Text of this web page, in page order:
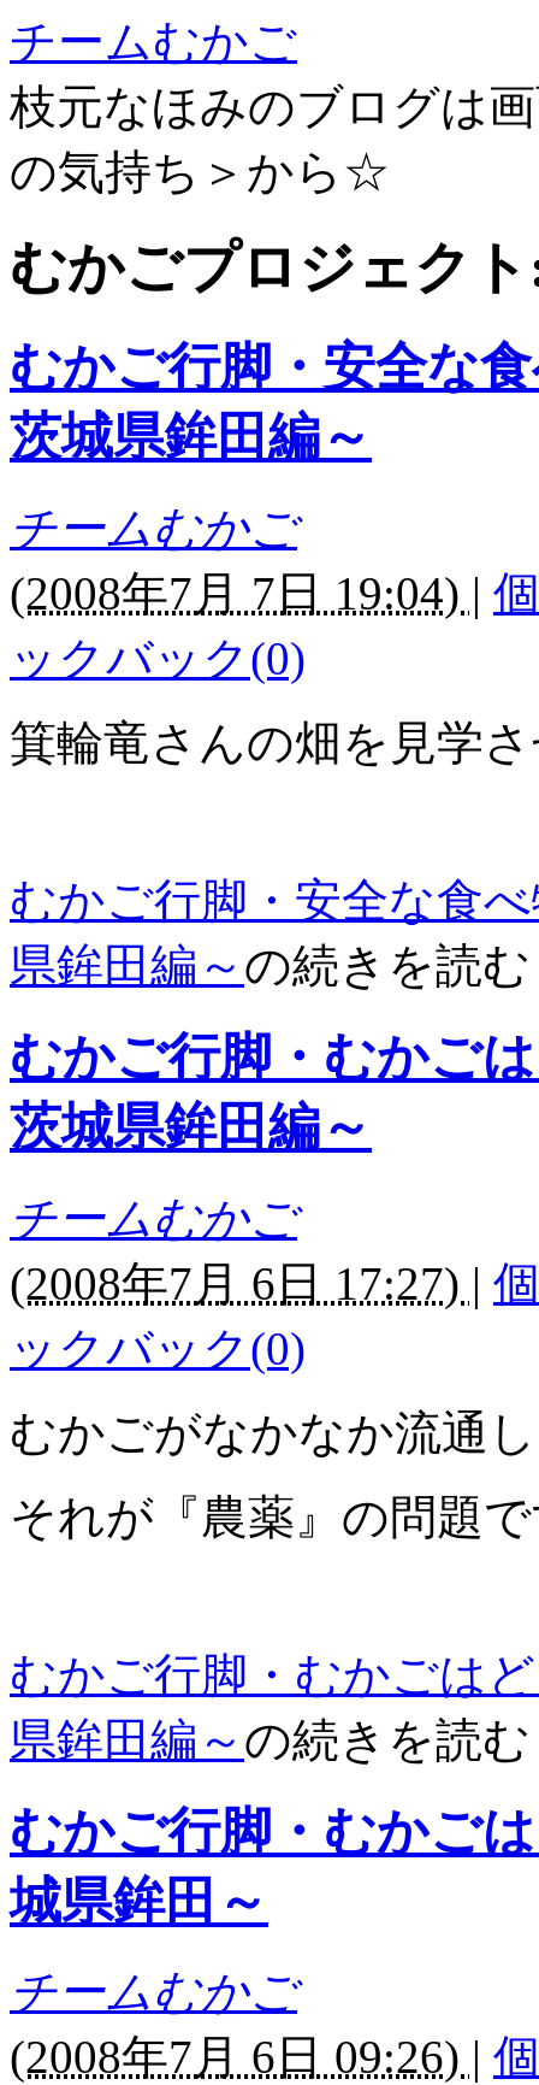
チームむかご
枝元なほみのブログは
の気持ち＞から☆
むかごプロジェク
むかご行脚・安全な
茨城県鉾田編～
チームむかご
(2008年7月 7日 19:04) |
ックバック(0)
箕輪竜さんの畑を見学
むかご行脚・安全な食
県鉾田編～ の続きを読む
むかご行脚・むかご
茨城県鉾田編～
チームむかご
(2008年7月 6日 17:27) |
ックバック(0)
むかごがなかなか流通
それが『農薬』の問題
むかご行脚・むかごは
県鉾田編～ の続きを読む
むかご行脚・むかご
城県鉾田～
チームむかご
(2008年7月 6日 09:26) |